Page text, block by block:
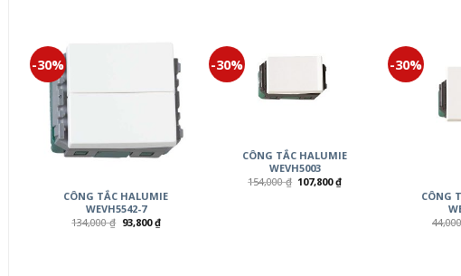
-30%
CÔNG TẮC HALUMIE
WEVH5542-7
134,000₫ 93,800₫
-30%
CÔNG TẮC HALUMIE
WEVH5003
154,000₫ 107,800₫
-30%
CÔNG